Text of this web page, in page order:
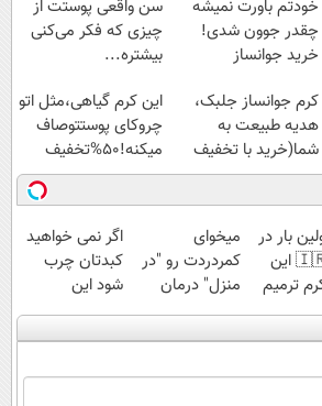
خودتم باورت نمیشه
چقدر جوون شدی!
خرید جوانساز
ویژه
سن واقعی پوستت از
چیزی که فکر می‌کنی
بیشتره...
کرم جوانساز جلبک،
هدیه طبیعت به
شما(خرید با تخفیف
ویژه)
این کرم گیاهی،مثل اتو
چروکای پوستتوصاف
میکنه!50%تخفیف
بار در
ایران🇮🇷 این
ترمیم
کننده 23 روزه
میخوای
کمردردت رو "در
منزل" درمان
کنی؟ (◂فیلم +
◂پرسش‌نامه)
اگر نمی خواهید
کبدتان چرب
شود این
نوشیدنی خوش
طعم را بنوشید